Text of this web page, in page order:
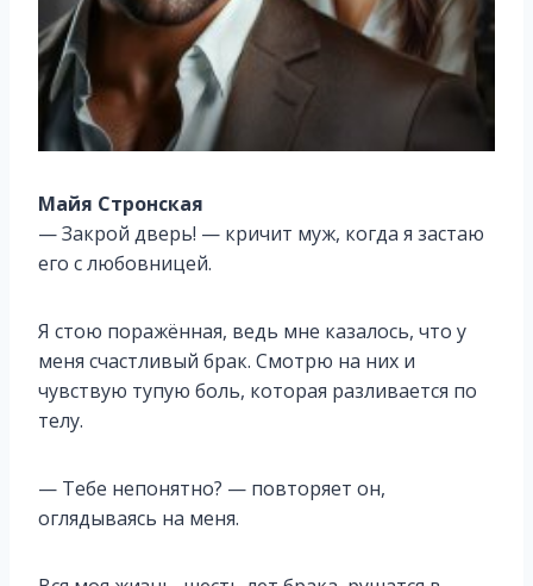
Майя Стронская
— Закрой дверь! — кричит муж, когда я застаю
его с любовницей.
Я стою поражённая, ведь мне казалось, что у
меня счастливый брак. Смотрю на них и
чувствую тупую боль, которая разливается по
телу.
— Тебе непонятно? — повторяет он,
оглядываясь на меня.